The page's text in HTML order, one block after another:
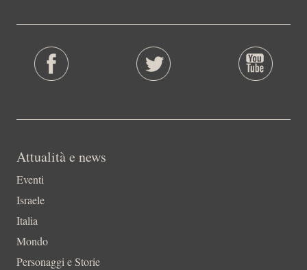
Attualità e news
Eventi
Israele
Italia
Mondo
Personaggi e Storie